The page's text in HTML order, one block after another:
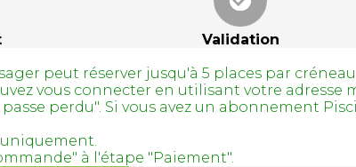
DE BILLETS EN LIGNE
Validation
peut réserver jusqu'à 5 places par
vous connecter en utilisant votre adresse
perdu". Si vous avez un abonnement
uniquement.
à l'étape "Paiement".